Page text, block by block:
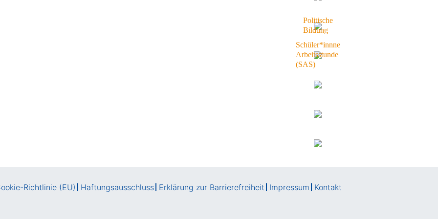
Politische
Bildung
Schüler*innne
Arbeitsstunde
(SAS)
Richtlinie (EU) Haftungsausschluss Erklärung zur Barrierefreiheit Impressum Kontakt